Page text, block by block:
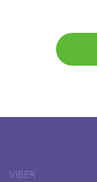
VIBER